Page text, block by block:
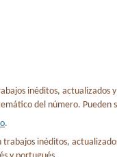
inéditos,
del número. Pueden
.
trabajos inéditos,